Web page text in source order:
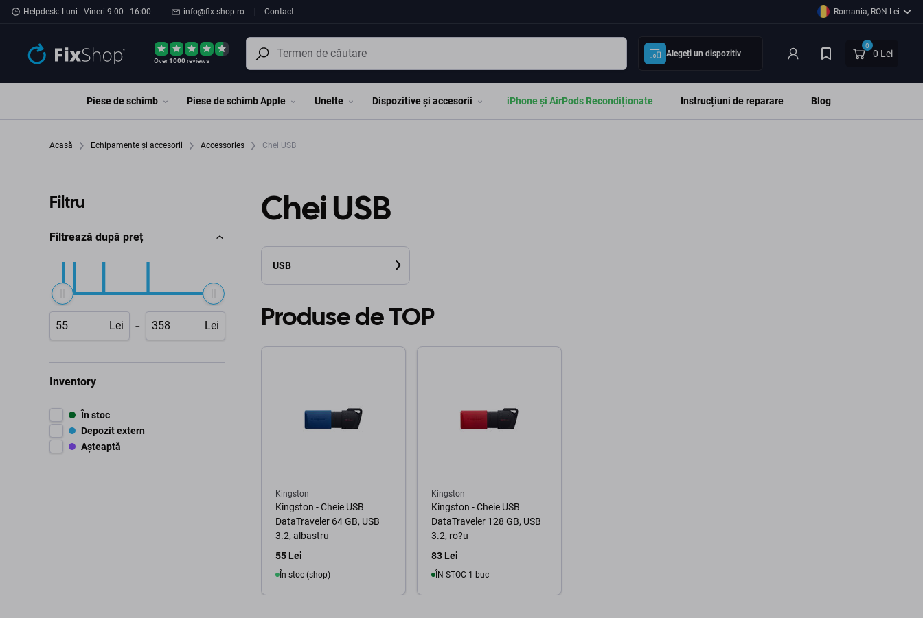
Preskočiť na hlavný obsah
Helpdesk: Luni - Vineri 9:00 - 16:00 info@fix-shop.ro Contact Romania, RON Lei
Over1000reviews
Alegeți un dispozitiv
0
0 Lei
Piese de schimb Piese de schimb Apple Unelte Dispozitive și accesorii iPhone și AirPods Recondiționate Instrucțiuni de reparare Blog
Acasă Echipamente și accesorii Accessories Chei USB
Filtru
Filtrează după preț
Lei - Lei
Inventory
În stoc
Depozit extern
Așteaptă
Chei USB
USB
Produse de TOP
Kingston
Kingston - Cheie USB
DataTraveler 64 GB, USB
3.2, albastru
55 Lei
În stoc (shop)
Kingston
Kingston - Cheie USB
DataTraveler 128 GB, USB
3.2, ro?u
83 Lei
ÎN STOC 1 buc